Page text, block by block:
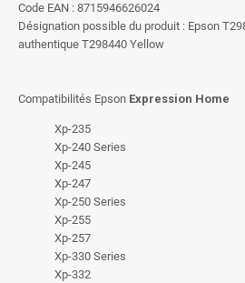
Code EAN : 8715946626024
Désignation possible du produit : Epson
authentique T298440 Yellow
Compatibilités Epson Expression Home
Xp-235
Xp-240 Series
Xp-245
Xp-247
Xp-250 Series
Xp-255
Xp-257
Xp-330 Series
Xp-332